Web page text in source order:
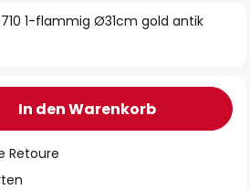
1-flammig Ø31cm gold antik
In den Warenkorb
Retoure